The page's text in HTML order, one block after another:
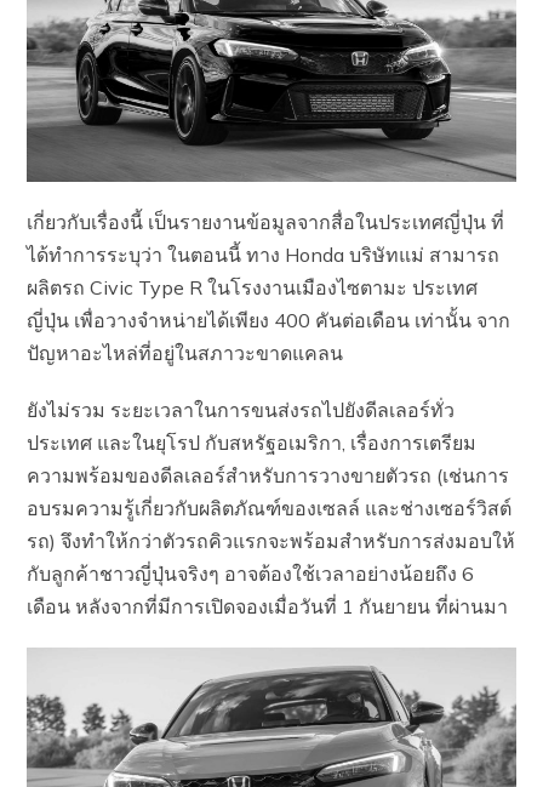
เกี่ยวกับเรื่องนี้ เป็นรายงานข้อมูลจากสื่อในประเทศญี่ปุ่น ที่
ได้ทำการระบุว่า ในตอนนี้ ทาง Honda บริษัทแม่ สามารถ
ผลิตรถ Civic Type R ในโรงงานเมืองไซตามะ ประเทศ
ญี่ปุ่น เพื่อวางจำหน่ายได้เพียง 400 คันต่อเดือน เท่านั้น จาก
ปัญหาอะไหล่ที่อยู่ในสภาวะขาดแคลน
ยังไม่รวม ระยะเวลาในการขนส่งรถไปยังดีลเลอร์ทั่ว
ประเทศ และในยุโรป กับสหรัฐอเมริกา, เรื่องการเตรียม
ความพร้อมของดีลเลอร์สำหรับการวางขายตัวรถ (เช่นการ
อบรมความรู้เกี่ยวกับผลิตภัณฑ์ของเซลล์ และช่างเซอร์วิสต์
รถ) จึงทำให้กว่าตัวรถคิวแรกจะพร้อมสำหรับการส่งมอบให้
กับลูกค้าชาวญี่ปุ่นจริงๆ อาจต้องใช้เวลาอย่างน้อยถึง 6
เดือน หลังจากที่มีการเปิดจองเมื่อวันที่ 1 กันยายน ที่ผ่านมา